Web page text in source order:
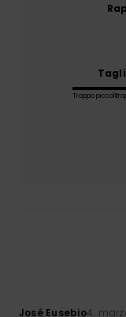
Troppo piccolo
José Eusebio4.